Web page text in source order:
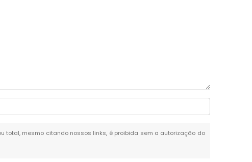
total, mesmo citando nossos links, é proibida sem a autorização do